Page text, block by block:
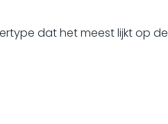
dat het meest lijkt op de